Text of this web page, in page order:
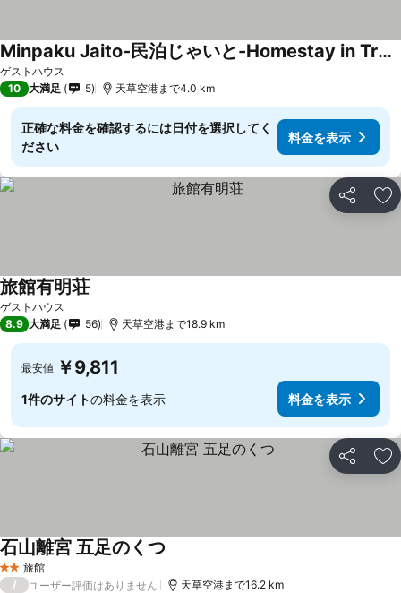
ゲストハウス
Minpaku Jaito-民泊じゃいと-Homestay in Traditional House
10 大満足 5 天草空港まで4.0 km
正確な料金を確認するには日付を選択してく
ださい
料金を表示
シェア お
ゲストハウス
旅館有明荘
8.9 大満足 56 天草空港まで18.9 km
最安値 ￥9,811
1件のサイトの料金を表示 料金を表示
シェア お
2 ホテルのランク
旅館
石山離宮 五足のくつ
/ ユーザー評価はありません 天草空港まで16.2 km